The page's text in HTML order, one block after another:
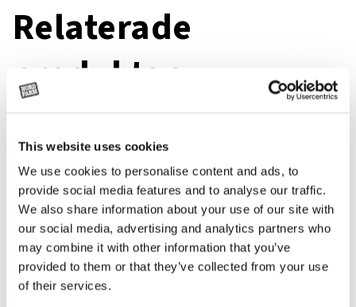
This website uses cookies
We use cookies to personalise content and ads, to
provide social media features and to analyse our traffic.
We also share information about your use of our site with
our social media, advertising and analytics partners who
may combine it with other information that you’ve
provided to them or that they’ve collected from your use
of their services.
Relaterade
produkter